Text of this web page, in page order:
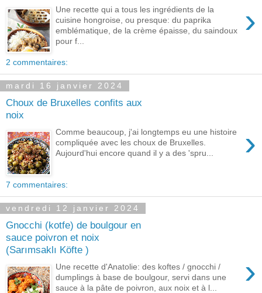
›
Une recette qui a tous les ingrédients de la
cuisine hongroise, ou presque: du paprika
emblématique, de la crème épaisse, du saindoux
pour f...
2 commentaires:
mardi 16 janvier 2024
Choux de Bruxelles confits aux
noix
›
Comme beaucoup, j'ai longtemps eu une histoire
compliquée avec les choux de Bruxelles.
Aujourd'hui encore quand il y a des 'spru...
7 commentaires:
vendredi 12 janvier 2024
Gnocchi (kotfe) de boulgour en
sauce poivron et noix
(Sarımsaklı Köfte )
›
Une recette d'Anatolie: des koftes / gnocchi /
dumplings à base de boulgour, servi dans une
sauce à la pâte de poivron, aux noix et à l...